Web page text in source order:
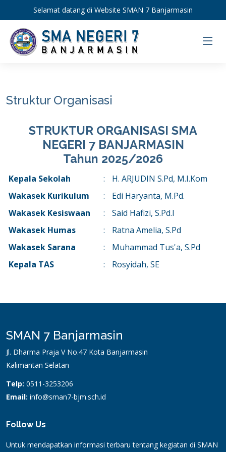
Selamat datang di Website SMAN 7 Banjarmasin
Struktur Organisasi
STRUKTUR ORGANISASI SMA
NEGERI 7 BANJARMASIN
Tahun 2025/2026
Kepala Sekolah :
H. ARJUDIN S.Pd, M.I.Kom
Wakasek Kurikulum
:
Edi Haryanta, M.Pd.
Wakasek Kesiswaan
:
Said Hafizi, S.Pd.I
Wakasek Humas
:
Ratna Amelia, S.Pd
Wakasek Sarana
:
Muhammad Tus'a, S.Pd
Kepala TAS
: Rosyidah, SE
SMAN 7 Banjarmasin
Jl. Dharma Praja V No.47 Kota Banjarmasin
Kalimantan Selatan
Telp: 0511-3253206
Email: info@sman7-bjm.sch.id
Follow Us
Untuk mendapatkan informasi terbaru tentang kegiatan di SMAN